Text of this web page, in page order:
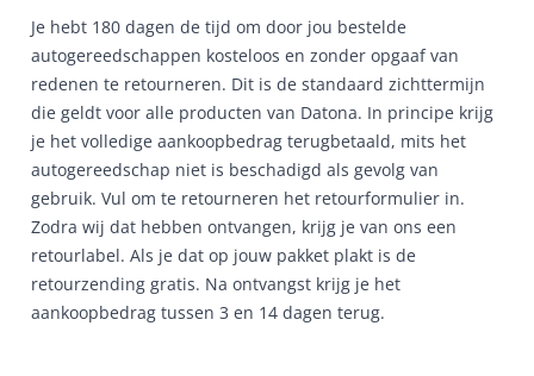
Je hebt 180 dagen de tijd om door jou bestelde
autogereedschappen kosteloos en zonder opgaaf van
redenen te retourneren. Dit is de standaard zichttermijn
die geldt voor alle producten van Datona. In principe krijg
je het volledige aankoopbedrag terugbetaald, mits het
autogereedschap niet is beschadigd als gevolg van
gebruik. Vul om te retourneren het retourformulier in.
Zodra wij dat hebben ontvangen, krijg je van ons een
retourlabel. Als je dat op jouw pakket plakt is de
retourzending gratis. Na ontvangst krijg je het
aankoopbedrag tussen 3 en 14 dagen terug.